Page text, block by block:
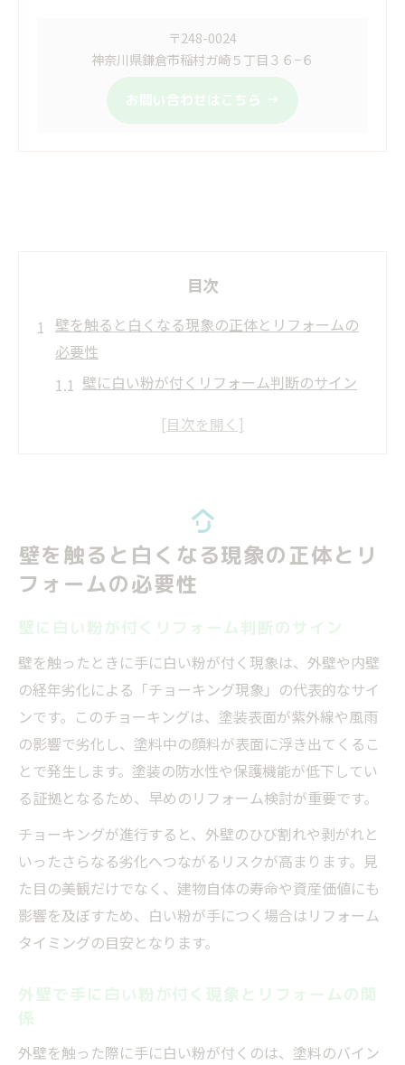
〒248-0024
神奈川県鎌倉市稲村ガ崎５丁目３６−６
お問い合わせはこちら
目次
壁を触ると白くなる現象の正体とリフォームの
必要性
壁に白い粉が付くリフォーム判断のサイン
外壁で手に白い粉が付く現象とリフォーム
外壁チョーキング発生時のリフォーム基準
リフォーム前に知るべき壁の白い粉の正体
外壁のチョーキング発生原因を徹底解説
リフォーム時に知る外壁チョーキングの原
外壁チョーキング現象が起こる要因とリフ
塗料の劣化とチョーキング現象のリフォー
ム目安
紫外線や雨風が外壁チョーキングを招く仕
外壁リフォームで防ぐチョーキング現象の
本質
DIYで試せるチョーキングの落とし方とリフォー
ム判断術
落とし方
のコツ
壁を触ると白くなる現象の正体とリ
フォームの必要性
壁に白い粉が付くリフォーム判断のサイン
壁を触ったときに手に白い粉が付く現象は、外壁や内壁
の経年劣化による「チョーキング現象」の代表的なサイ
ンです。このチョーキングは、塗装表面が紫外線や風雨
の影響で劣化し、塗料中の顔料が表面に浮き出てくるこ
とで発生します。塗装の防水性や保護機能が低下してい
る証拠となるため、早めのリフォーム検討が重要です。
チョーキングが進行すると、外壁のひび割れや剥がれと
いったさらなる劣化へつながるリスクが高まります。見
た目の美観だけでなく、建物自体の寿命や資産価値にも
影響を及ぼすため、白い粉が手につく場合はリフォーム
タイミングの目安となります。
外壁で手に白い粉が付く現象とリフォームの関
係
外壁を触った際に手に白い粉が付くのは、塗料のバイン